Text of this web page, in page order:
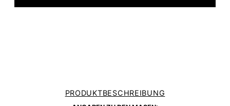
PRODUKTBESCHREIBUNG